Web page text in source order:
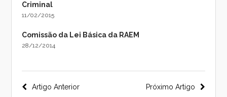
Criminal
11/02/2015
Comissão da Lei Básica da RAEM
28/12/2014
Navegação
Próximo Artigo
Artigo Anterior